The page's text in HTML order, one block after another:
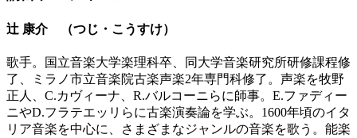
辻 康介 （つじ・こうすけ）
歌手。国立音楽大学楽理科卒、同大学音楽研究所研修課程修
了、ミラノ市立音楽院古楽声楽2年専門科修了。声楽を牧野
正人、C.カヴィーナ、R.バルコーニらに師事。E.ファディー
ニやD.フラテエッリらに古楽演奏論を学ぶ。1600年頃のイタ
リア音楽を中心に、さまざまなジャンルの音楽を歌う。能楽